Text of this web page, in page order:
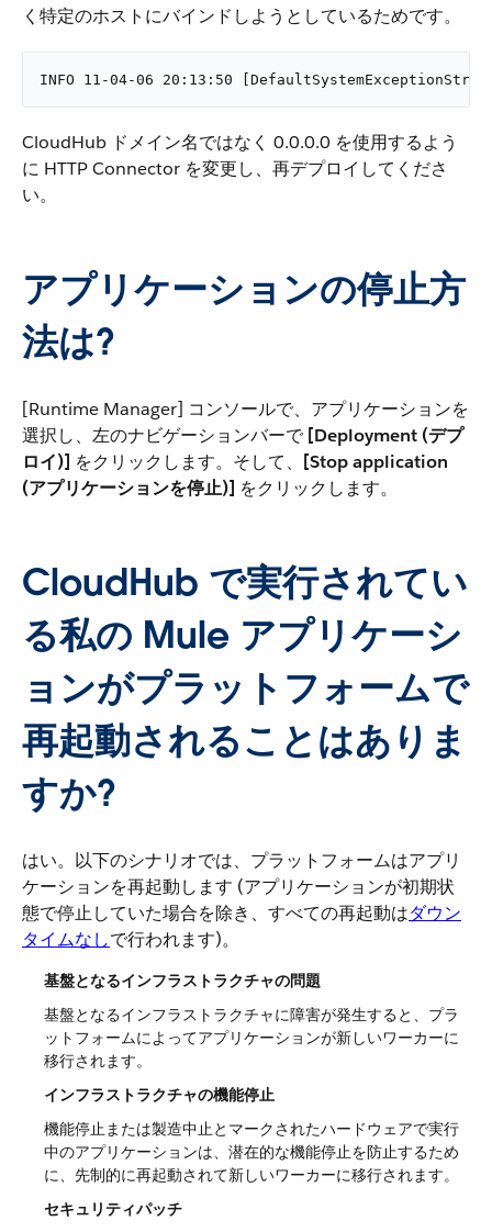
く特定のホストにバインドしようとしているためです。
INFO 11-04-06 20:13:50
CloudHub ドメイン名ではなく 0.0.0.0 を使用するよう
に HTTP Connector を変更し、再デプロイしてくださ
い。
アプリケーションの停止方
法は?
[Runtime Manager] コンソールで、アプリケーションを
選択し、左のナビゲーションバーで ​ [Deployment (デプ
ロイ)] ​ をクリックします。そして、​
[Stop application
(アプリケーションを停止)] ​ をクリックします。
CloudHub で実行されてい
る私の Mule アプリケーシ
ョンがプラットフォームで
再起動されることはありま
すか?
はい。以下のシナリオでは、プラットフォームはアプリ
ケーションを再起動します (アプリケーションが初期状
態で停止していた場合を除き、すべての再起動は​ダウン
タイムなし​で行われます)。
基盤となるインフラストラクチャの問題
基盤となるインフラストラクチャに障害が発生すると、プラ
ットフォームによってアプリケーションが新しいワーカーに
移行されます。
インフラストラクチャの機能停止
機能停止または製造中止とマークされたハードウェアで実行
中のアプリケーションは、潜在的な機能停止を防止するため
に、先制的に再起動されて新しいワーカーに移行されます。
セキュリティパッチ